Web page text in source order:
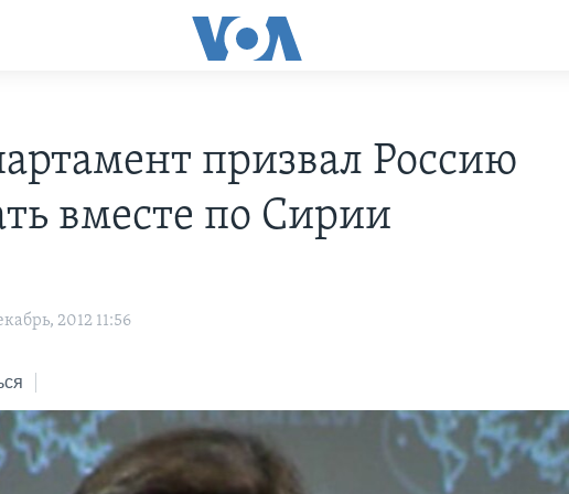
призвал Россию
вместе по Сирии
2012 11:56